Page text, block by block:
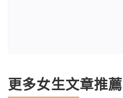
更多女生文章推薦